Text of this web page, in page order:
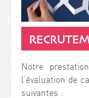
Notre
l’évaluation de
suivantes :